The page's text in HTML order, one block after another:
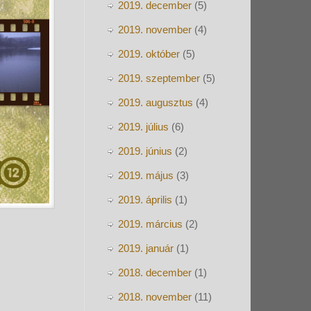
2019. december (5)
2019. november (4)
2019. október (5)
2019. szeptember (5)
2019. augusztus (4)
2019. július (6)
2019. június (2)
2019. május (3)
2019. április (1)
2019. március (2)
2019. január (1)
2018. december (1)
2018. november (11)